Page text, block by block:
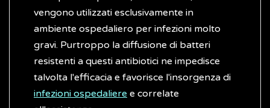
vengono utilizzati esclusivamente in
ambiente ospedaliero per infezioni molto
gravi. Purtroppo la diffusione di batteri
resistenti a questi antibiotici ne impedisce
talvolta l'efficacia e favorisce l'insorgenza di
infezioni ospedaliere e correlate